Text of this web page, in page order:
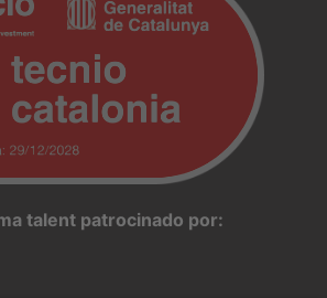
talent patrocinado por: